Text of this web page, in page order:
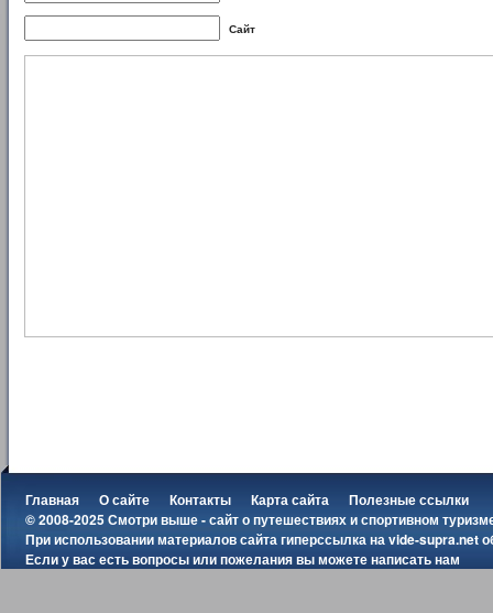
Сайт
Главная О сайте Контакты Карта сайта
Полезные ссылки
© 2008-2025 Смотри выше - сайт о путешествиях и спортивном
При использовании материалов сайта гиперссылка наvide-supra.net
Если у вас есть вопросы или пожелания вы можетенаписать нам